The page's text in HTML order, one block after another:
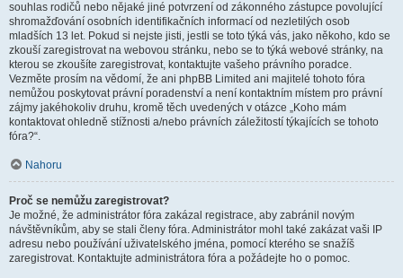
souhlas rodičů nebo nějaké jiné potvrzení od zákonného zástupce povolující
shromažďování osobních identifikačních informací od nezletilých osob
mladších 13 let. Pokud si nejste jisti, jestli se toto týká vás, jako někoho, kdo se
zkouší zaregistrovat na webovou stránku, nebo se to týká webové stránky, na
kterou se zkoušíte zaregistrovat, kontaktujte vašeho právního poradce.
Vezměte prosím na vědomí, že ani phpBB Limited ani majitelé tohoto fóra
nemůžou poskytovat právní poradenství a není kontaktním místem pro právní
zájmy jakéhokoliv druhu, kromě těch uvedených v otázce „Koho mám
kontaktovat ohledně stížnosti a/nebo právních záležitostí týkajících se tohoto
fóra?“.
Nahoru
Proč se nemůžu zaregistrovat?
Je možné, že administrátor fóra zakázal registrace, aby zabránil novým
návštěvníkům, aby se stali členy fóra. Administrátor mohl také zakázat vaši IP
adresu nebo používání uživatelského jména, pomocí kterého se snažíš
zaregistrovat. Kontaktujte administrátora fóra a požádejte ho o pomoc.